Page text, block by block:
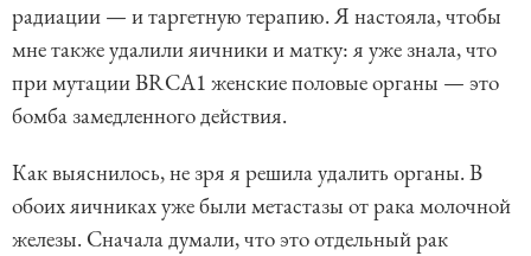
радиации — и таргетную терапию. Я настояла, чтобы
мне также удалили яичники и матку: я уже знала, что
при мутации BRCA1 женские половые органы — это
бомба замедленного действия.
Как выяснилось, не зря я решила удалить органы. В
обоих яичниках уже были метастазы от рака молочной
железы. Сначала думали, что это отдельный рак